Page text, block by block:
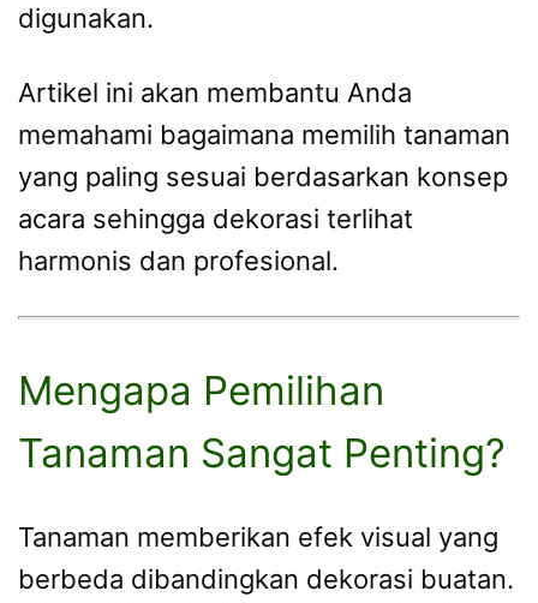
digunakan.
Artikel ini akan membantu Anda
memahami bagaimana memilih tanaman
yang paling sesuai berdasarkan konsep
acara sehingga dekorasi terlihat
harmonis dan profesional.
Mengapa Pemilihan
Tanaman Sangat Penting?
Tanaman memberikan efek visual yang
berbeda dibandingkan dekorasi buatan.